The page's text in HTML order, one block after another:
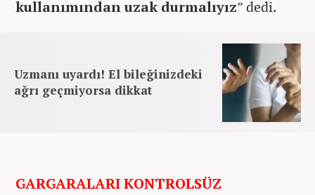
kullanımından uzak durmalıyız” dedi.
Uzmanı uyardı! El bileğinizdeki
ağrı geçmiyorsa dikkat
GARGARALARI KONTROLSÜZ